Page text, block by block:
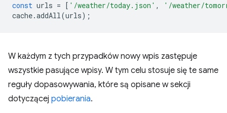
const urls = [ '/weather/today.json' ,
'/weather/
cache.addAll(urls);
W każdym z tych przypadków nowy wpis zastępuje
wszystkie pasujące wpisy. W tym celu stosuje się te same
reguły dopasowywania, które są opisane w sekcji
dotyczącej pobierania.